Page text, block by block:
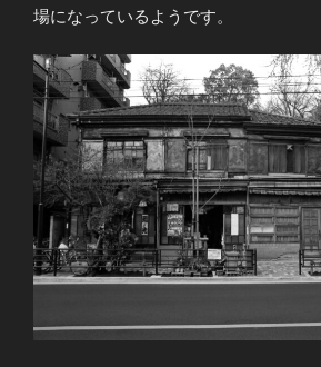
場になっているようです。